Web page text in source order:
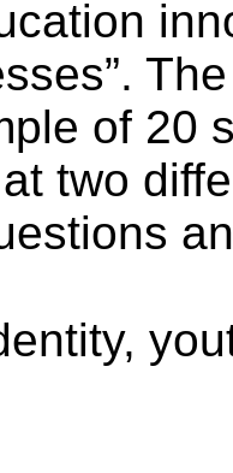
of 20
two